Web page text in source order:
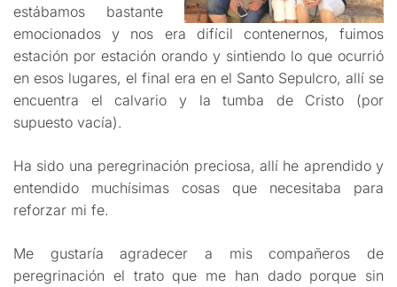
estábamos bastante
emocionados y nos era difícil contenernos, fuimos
estación por estación orando y sintiendo lo que ocurrió
en esos lugares, el final era en el Santo Sepulcro, allí se
encuentra el calvario y la tumba de Cristo (por
supuesto vacía).
Ha sido una peregrinación preciosa, allí he aprendido y
entendido muchísimas cosas que necesitaba para
reforzar mi fe.
Me gustaría agradecer a mis compañeros de
peregrinación el trato que me han dado porque sin